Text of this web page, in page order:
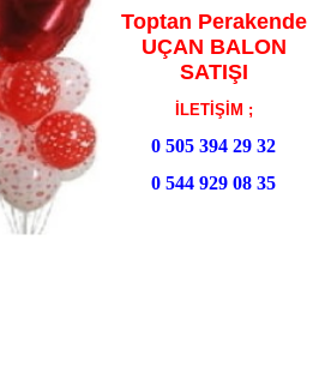
Toptan Perakende
UÇAN BALON
SATIŞI
İLETİŞİM ;
0 505 394 29 32
0 544 929 08 35